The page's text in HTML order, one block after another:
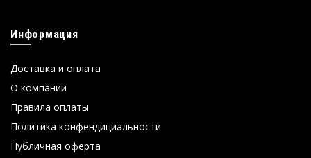
Информация
Доставка и оплата
О компании
Правила оплаты
Политика конфендициальности
Публичная оферта